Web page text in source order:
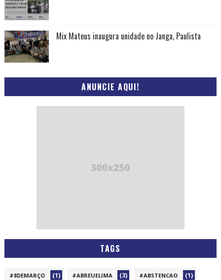
Mix Mateus inaugura unidade no Janga, Paulista
ANUNCIE AQUI!
TAGS
#8DEMARÇO (1) #ABREUELIMA (3) #ABSTENCAO (1)